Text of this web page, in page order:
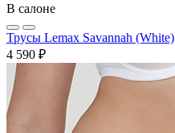
В салоне
Трусы Lemax Savannah (White)
4 590 ₽